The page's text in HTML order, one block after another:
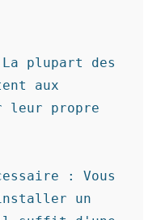
plupart des
aux
leur propre
: Vous
un